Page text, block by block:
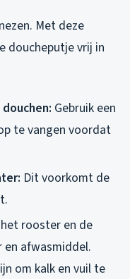
Met deze
doucheputje vrij in
Gebruik een
te vangen voordat
Dit voorkomt de
het rooster en de
afwasmiddel.
om kalk en vuil te